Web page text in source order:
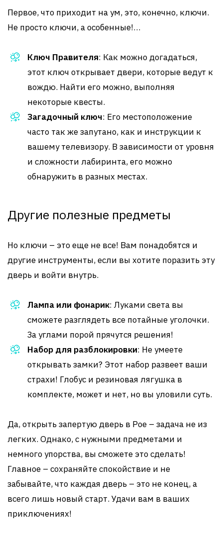
Первое, что приходит на ум, это, конечно, ключи.
Не просто ключи, а особенные!…
Ключ Правителя: Как можно догадаться,
этот ключ открывает двери, которые ведут к
вождю. Найти его можно, выполняя
некоторые квесты.
Загадочный ключ: Его местоположение
часто так же запутано, как и инструкции к
вашему телевизору. В зависимости от уровня
и сложности лабиринта, его можно
обнаружить в разных местах.
Другие полезные предметы
Но ключи – это еще не все! Вам понадобятся и
другие инструменты, если вы хотите поразить эту
дверь и войти внутрь.
Лампа или фонарик: Луками света вы
сможете разглядеть все потайные уголочки.
За углами порой прячутся решения!
Набор для разблокировки: Не умеете
открывать замки? Этот набор развеет ваши
страхи! Глобус и резиновая лягушка в
комплекте, может и нет, но вы уловили суть.
Да, открыть запертую дверь в Poe – задача не из
легких. Однако, с нужными предметами и
немного упорства, вы сможете это сделать!
Главное – сохраняйте спокойствие и не
забывайте, что каждая дверь – это не конец, а
всего лишь новый старт. Удачи вам в ваших
приключениях!